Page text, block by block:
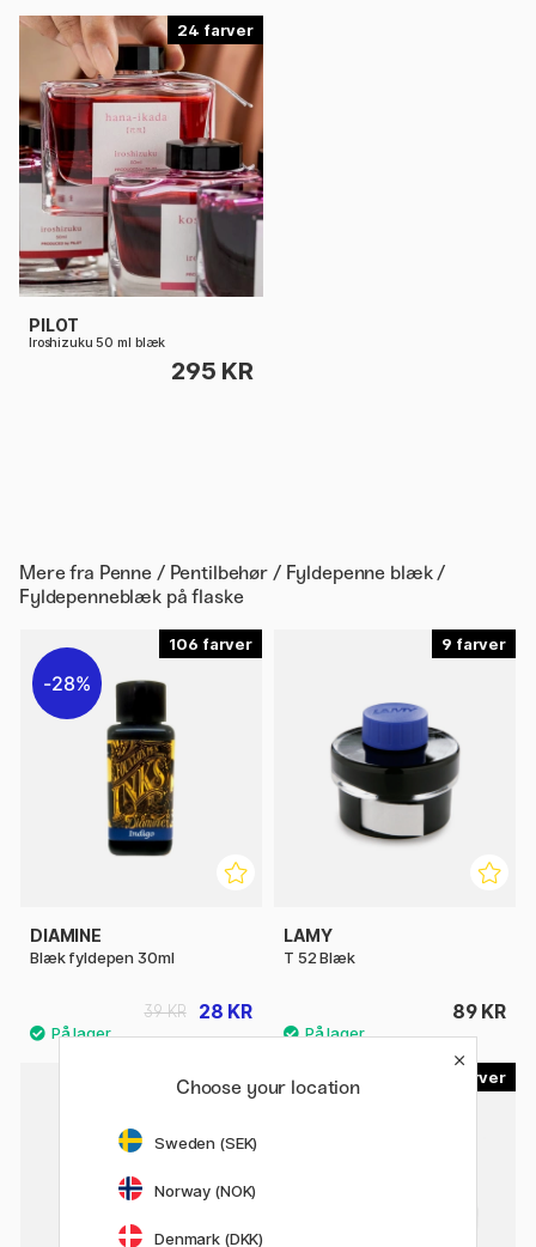
24
PILOT
Iroshizuku 50 ml blæk
295 KR
Mere fra Penne / Pentilbehør / Fyldepenne blæk /
Fyldepenneblæk på flaske
106
28%
DIAMINE
Blæk fyldepen 30ml
28 KR
39 KR
9
LAMY
T 52 Blæk
89 KR
10
Choose your location
Sweden (SEK)
Norway (NOK)
Denmark (DKK)